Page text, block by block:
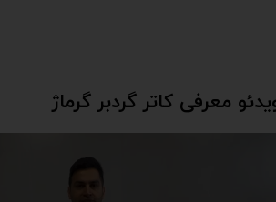
معرفی کاتر گردبر گرماژ